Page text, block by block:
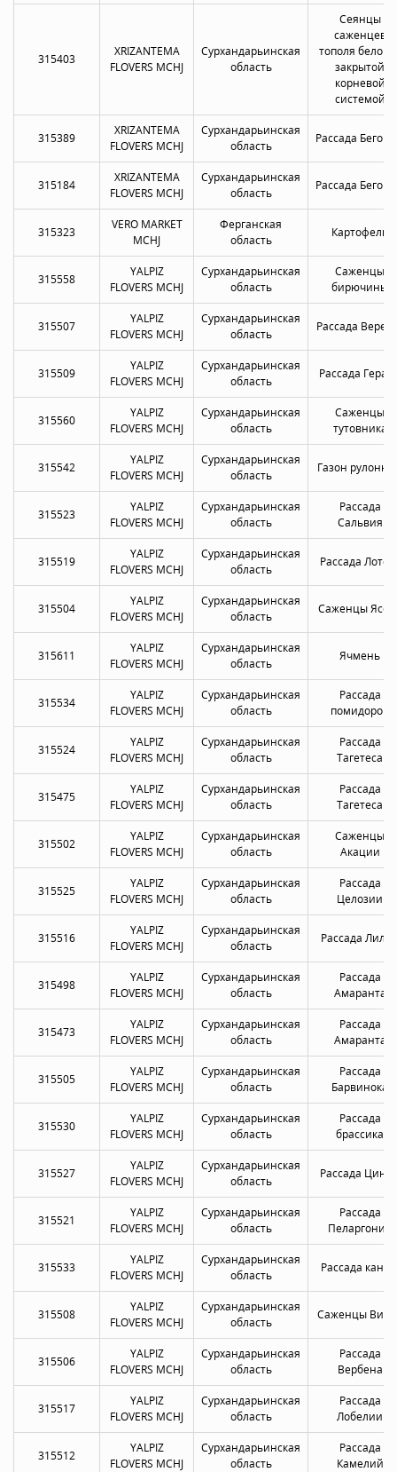
315403
XRIZANTEMA
FLOVERS MCHJ
Сурхандарьинская
область
Сеянцы
саженцев
тополя белого
закрытой
корневой
системой
315389
XRIZANTEMA
FLOVERS MCHJ
Сурхандарьинская
область
Рассада
315184
XRIZANTEMA
FLOVERS MCHJ
Сурхандарьинская
область
Рассада
315323
VERO MARKET
MCHJ
Ферганская
область
Картофель
315558
YALPIZ
FLOVERS MCHJ
Сурхандарьинская
область
Саженцы
бирючины
315507
YALPIZ
FLOVERS MCHJ
Сурхандарьинская
область
Рассада
315509
YALPIZ
FLOVERS MCHJ
Сурхандарьинская
область
Рассада
315560
YALPIZ
FLOVERS MCHJ
Сурхандарьинская
область
Саженцы
тутовника
315542
YALPIZ
FLOVERS MCHJ
Сурхандарьинская
область
Газон
315523
YALPIZ
FLOVERS MCHJ
Сурхандарьинская
область
Рассада
Сальвия
315519
YALPIZ
FLOVERS MCHJ
Сурхандарьинская
область
Рассада
315504
YALPIZ
FLOVERS MCHJ
Сурхандарьинская
область
Саженцы
315611
YALPIZ
FLOVERS MCHJ
Сурхандарьинская
область
Ячмень
315534
YALPIZ
FLOVERS MCHJ
Сурхандарьинская
область
Рассада
помидоров
315524
YALPIZ
FLOVERS MCHJ
Сурхандарьинская
область
Рассада
Тагетеса
315475
YALPIZ
FLOVERS MCHJ
Сурхандарьинская
область
Рассада
Тагетеса
315502
YALPIZ
FLOVERS MCHJ
Сурхандарьинская
область
Саженцы
Акации
315525
YALPIZ
FLOVERS MCHJ
Сурхандарьинская
область
Рассада
Целозии
315516
YALPIZ
FLOVERS MCHJ
Сурхандарьинская
область
Рассада
315498
YALPIZ
FLOVERS MCHJ
Сурхандарьинская
область
Рассада
Амаранта
315473
YALPIZ
FLOVERS MCHJ
Сурхандарьинская
область
Рассада
Амаранта
315505
YALPIZ
FLOVERS MCHJ
Сурхандарьинская
область
Рассада
Барвинока
315530
YALPIZ
FLOVERS MCHJ
Сурхандарьинская
область
Рассада
брассика
315527
YALPIZ
FLOVERS MCHJ
Сурхандарьинская
область
Рассада
315521
YALPIZ
FLOVERS MCHJ
Сурхандарьинская
область
Рассада
Пеларгонии
315533
YALPIZ
FLOVERS MCHJ
Сурхандарьинская
область
Рассада
315508
YALPIZ
FLOVERS MCHJ
Сурхандарьинская
область
Саженцы
315506
YALPIZ
FLOVERS MCHJ
Сурхандарьинская
область
Рассада
Вербена
315517
YALPIZ
FLOVERS MCHJ
Сурхандарьинская
область
Рассада
Лобелии
315512
YALPIZ
FLOVERS MCHJ
Сурхандарьинская
область
Рассада
Камелий